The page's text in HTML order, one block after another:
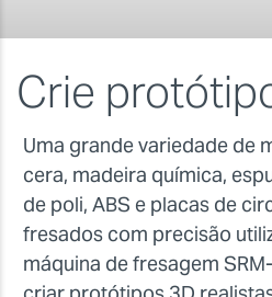
Crie
Uma grande variedade de
cera, madeira química,
de poli, ABS e placas de
fresados com precisão
máquina de fresagem